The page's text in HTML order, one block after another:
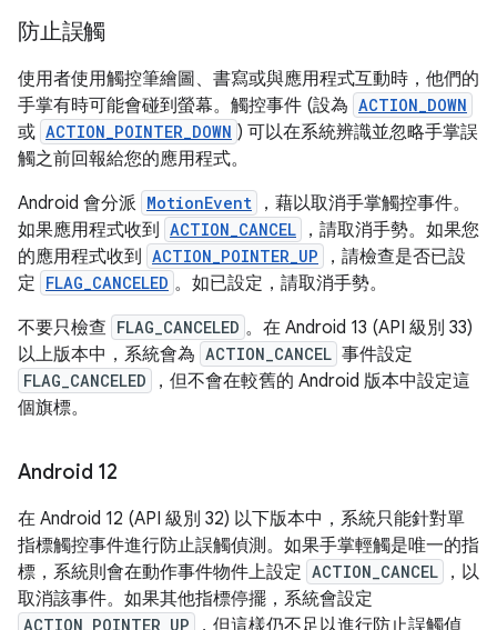
防止誤觸
使用者使用觸控筆繪圖、書寫或與應用程式互動時，他們的
手掌有時可能會碰到螢幕。觸控事件 (設為 ACTION_DOWN
或 ACTION_POINTER_DOWN ) 可以在系統辨識並忽略手掌誤
觸之前回報給您的應用程式。
Android 會分派 MotionEvent
，藉以取消手掌觸控事件。
如果應用程式收到 ACTION_CANCEL
，請取消手勢。如果您
的應用程式收到 ACTION_POINTER_UP
，請檢查是否已設
定 FLAG_CANCELED 。如已設定，請取消手勢。
不要只檢查 FLAG_CANCELED 。在 Android 13 (API 級別 33)
以上版本中，系統會為 ACTION_CANCEL 事件設定
FLAG_CANCELED
，但不會在較舊的 Android 版本中設定這
個旗標。
Android 12
在 Android 12 (API 級別 32) 以下版本中，系統只能針對單
指標觸控事件進行防止誤觸偵測。如果手掌輕觸是唯一的指
標，系統則會在動作事件物件上設定 ACTION_CANCEL
，以
取消該事件。如果其他指標停擺，系統會設定
ACTION_POINTER_UP
，但這樣仍不足以進行防止誤觸偵